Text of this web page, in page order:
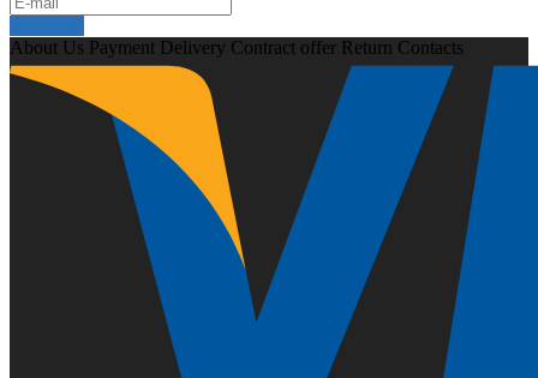
About Us Payment Delivery Contract offer Return Contacts